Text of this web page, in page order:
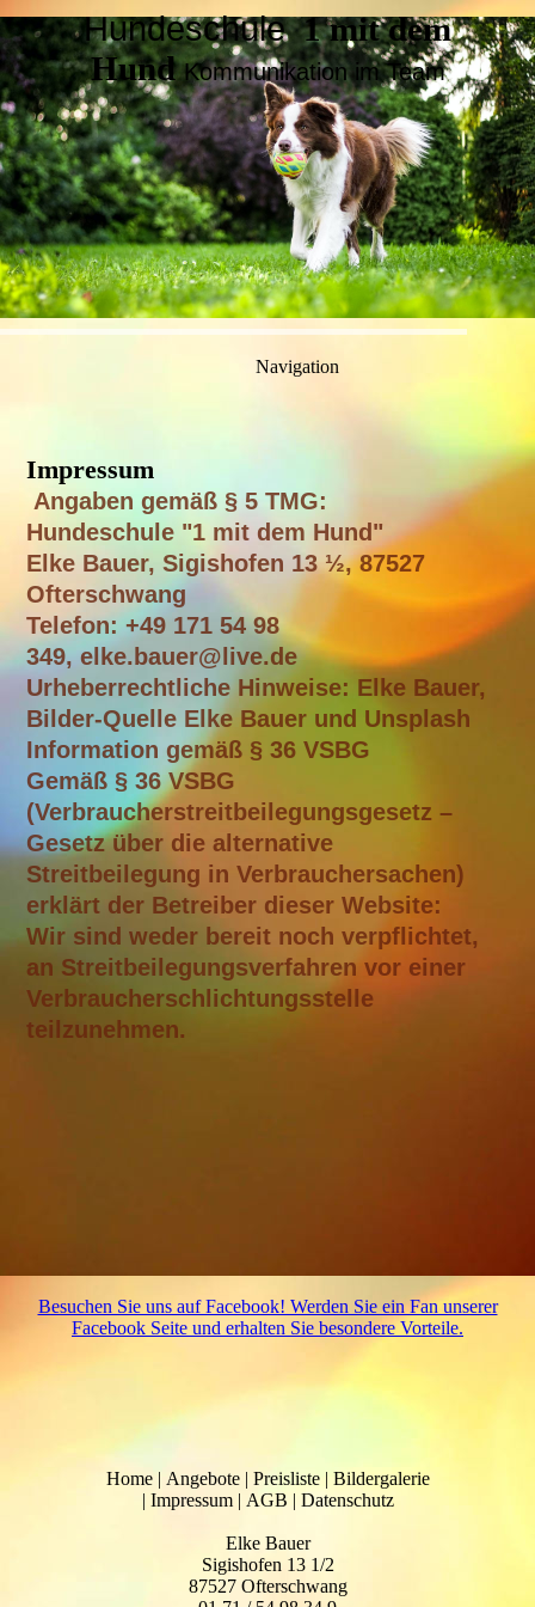
Hundeschule 1 mit dem
Hund Kommunikation im Team
Navigation
Impressum
Angaben gemäß § 5 TMG:
Hundeschule "1 mit dem Hund"
Elke Bauer, Sigishofen 13 ½, 87527
Ofterschwang
Telefon: +49 171 54 98
349, elke.bauer@live.de
Urheberrechtliche Hinweise: Elke Bauer,
Bilder-Quelle Elke Bauer und Unsplash
Information gemäß § 36 VSBG
Gemäß § 36 VSBG
(Verbraucherstreitbeilegungsgesetz –
Gesetz über die alternative
Streitbeilegung in Verbrauchersachen)
erklärt der Betreiber dieser Website:
Wir sind weder bereit noch verpflichtet,
an Streitbeilegungsverfahren vor einer
Verbraucherschlichtungsstelle
teilzunehmen.
Besuchen Sie uns auf Facebook! Werden Sie ein Fan unserer
Facebook Seite und erhalten Sie besondere Vorteile.
Home| Angebote| Preisliste | Bildergalerie
| Impressum| AGB | Datenschutz
Elke Bauer
Sigishofen 13 1/2
87527 Ofterschwang